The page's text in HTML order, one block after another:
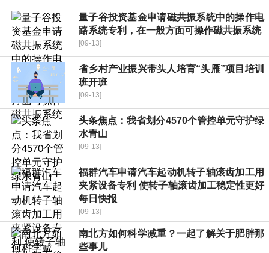
量子谷投资基金申请磁共振系统中的操作电
路系统专利，在一般方面可操作磁共振系统
[09-13]
省乡村产业振兴带头人培育“头雁”项目培训
班开班
[09-13]
头条焦点：我省划分4570个管控单元守护绿
水青山
[09-13]
福群汽车申请汽车起动机转子轴滚齿加工用
夹紧设备专利 使转子轴滚齿加工稳定性更好
每日快报
[09-13]
南北方如何科学减重？一起了解关于肥胖那
些事儿